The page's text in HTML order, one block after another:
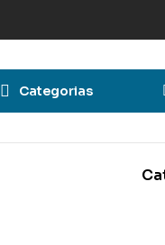
Categorias